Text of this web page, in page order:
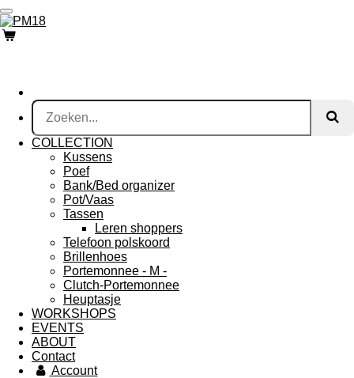
Ga
direct
naar
COLLECTION
Kussens
Poef
Bank/Bed organizer
Pot/Vaas
Tassen
Leren shoppers
Telefoon polskoord
Brillenhoes
Portemonnee - M -
Clutch-Portemonnee
Heuptasje
WORKSHOPS
EVENTS
ABOUT
Contact
Account